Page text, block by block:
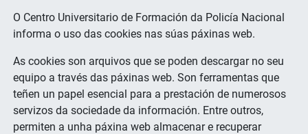
CALIDADE
LIÑA EDITORIAL
O Centro Universitario de Formación da Policía Nacional
informa o uso das cookies nas súas páxinas web.
As cookies son arquivos que se poden descargar no seu
equipo a través das páxinas web. Son ferramentas que
teñen un papel esencial para a prestación de numerosos
servizos da sociedade da información. Entre outros,
permiten a unha páxina web almacenar e recuperar